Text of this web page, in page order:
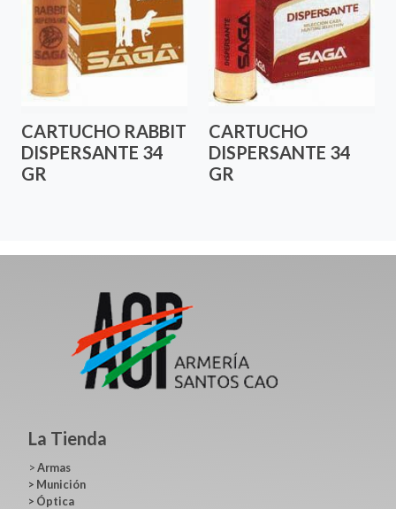
CARTUCHO RABBIT
DISPERSANTE 34
GR
CARTUCHO
DISPERSANTE 34
GR
La Tienda
>Armas
> Munición
> Óptica